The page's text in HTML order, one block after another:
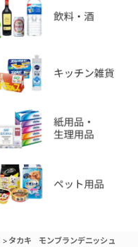
> タカキ モンブランデニッシュ